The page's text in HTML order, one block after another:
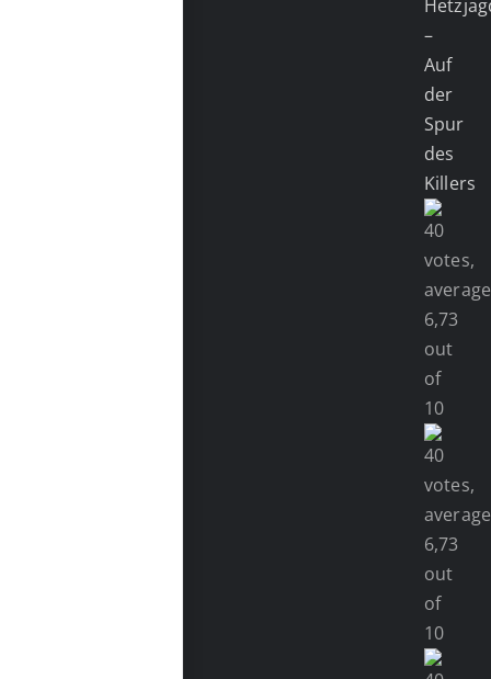
–
Auf
der
Spur
des
Killers